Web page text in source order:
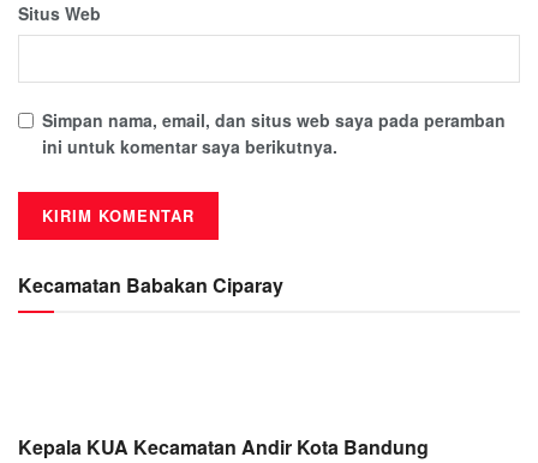
Situs Web
Simpan nama, email, dan situs web saya pada peramban
ini untuk komentar saya berikutnya.
Kecamatan Babakan Ciparay
Kepala KUA Kecamatan Andir Kota Bandung